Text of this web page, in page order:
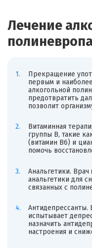
Лечение
Прекращение
первым и
алкогольной
предотвратить
позволит
Витаминная
группы B, такие
(витамин B6) и
помочь
Анальгетики.
анальгетики для
связанных с
Антидепрессанты.
испытывает
назначить
настроения и